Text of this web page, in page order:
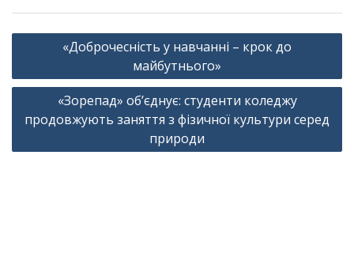
Навігація
«Доброчесність у навчанні – крок до
майбутнього»
«Зорепад» об’єднує: студенти коледжу
продовжують заняття з фізичної культури серед
природи